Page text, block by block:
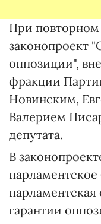
При повторном
законопроект
оппозиции",
фракции
Новинским,
Валерием
депутата.
В
гарантии